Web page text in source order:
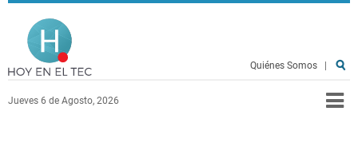
Pasar al contenido principal
Jueves 6 de Agosto, 2026
Quiénes Somos